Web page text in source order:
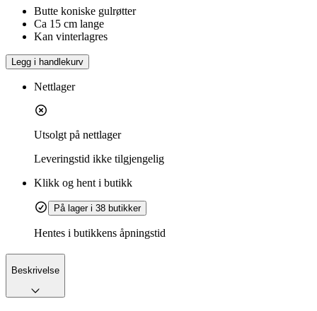
Butte koniske gulrøtter
Ca 15 cm lange
Kan vinterlagres
Legg i handlekurv
Nettlager
Utsolgt på nettlager
Leveringstid ikke tilgjengelig
Klikk og hent i butikk
På lager i 38 butikker
Hentes i butikkens åpningstid
Beskrivelse